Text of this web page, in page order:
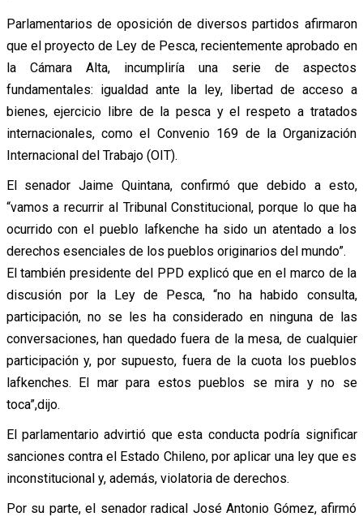
Parlamentarios de oposición de diversos partidos afirmaron
que el proyecto de Ley de Pesca, recientemente aprobado en
la Cámara Alta, incumpliría una serie de aspectos
fundamentales: igualdad ante la ley, libertad de acceso a
bienes, ejercicio libre de la pesca y el respeto a tratados
internacionales, como el Convenio 169 de la Organización
Internacional del Trabajo (OIT).
El senador Jaime Quintana, confirmó que debido a esto,
“vamos a recurrir al Tribunal Constitucional, porque lo que ha
ocurrido con el pueblo lafkenche ha sido un atentado a los
derechos esenciales de los pueblos originarios del mundo”.
El también presidente del PPD explicó que en el marco de la
discusión por la Ley de Pesca, “no ha habido consulta,
participación, no se les ha considerado en ninguna de las
conversaciones, han quedado fuera de la mesa, de cualquier
participación y, por supuesto, fuera de la cuota los pueblos
lafkenches. El mar para estos pueblos se mira y no se
toca”,dijo.
El parlamentario advirtió que esta conducta podría significar
sanciones contra el Estado Chileno, por aplicar una ley que es
inconstitucional y, además, violatoria de derechos.
Por su parte, el senador radical José Antonio Gómez, afirmó